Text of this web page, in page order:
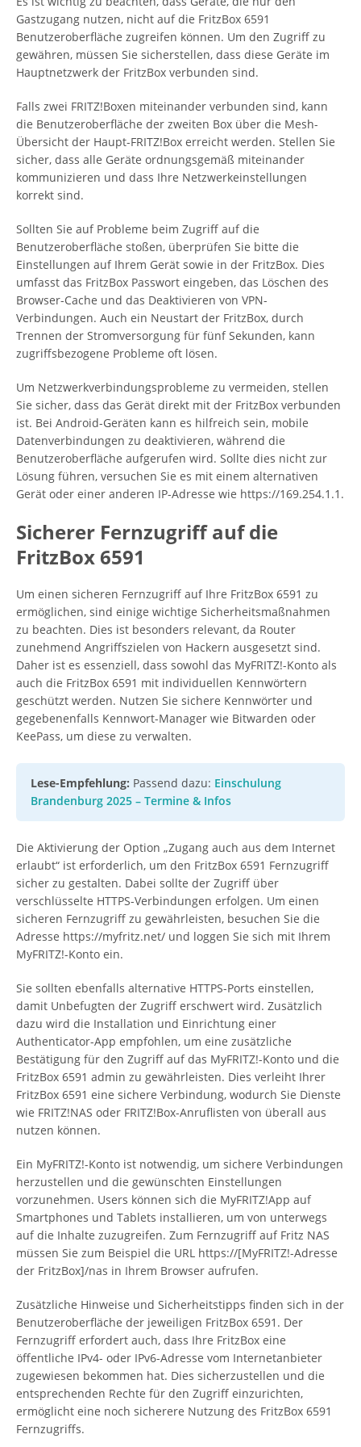
Gastzugang nutzen, nicht auf die FritzBox 6591
Benutzeroberfläche zugreifen können. Um den Zugriff zu
gewähren, müssen Sie sicherstellen, dass diese Geräte im
Hauptnetzwerk der FritzBox verbunden sind.
Falls zwei FRITZ!Boxen miteinander verbunden sind, kann
die Benutzeroberfläche der zweiten Box über die Mesh-
Übersicht der Haupt-FRITZ!Box erreicht werden. Stellen Sie
sicher, dass alle Geräte ordnungsgemäß miteinander
kommunizieren und dass Ihre Netzwerkeinstellungen
korrekt sind.
Sollten Sie auf Probleme beim Zugriff auf die
Benutzeroberfläche stoßen, überprüfen Sie bitte die
Einstellungen auf Ihrem Gerät sowie in der FritzBox. Dies
umfasst das FritzBox Passwort eingeben, das Löschen des
Browser-Cache und das Deaktivieren von VPN-
Verbindungen. Auch ein Neustart der FritzBox, durch
Trennen der Stromversorgung für fünf Sekunden, kann
zugriffsbezogene Probleme oft lösen.
Um Netzwerkverbindungsprobleme zu vermeiden, stellen
Sie sicher, dass das Gerät direkt mit der FritzBox verbunden
ist. Bei Android-Geräten kann es hilfreich sein, mobile
Datenverbindungen zu deaktivieren, während die
Benutzeroberfläche aufgerufen wird. Sollte dies nicht zur
Lösung führen, versuchen Sie es mit einem alternativen
Gerät oder einer anderen IP-Adresse wie https://169.254.1.1.
Sicherer Fernzugriff auf die
FritzBox 6591
Um einen sicheren Fernzugriff auf Ihre FritzBox 6591 zu
ermöglichen, sind einige wichtige Sicherheitsmaßnahmen
zu beachten. Dies ist besonders relevant, da Router
zunehmend Angriffszielen von Hackern ausgesetzt sind.
Daher ist es essenziell, dass sowohl das MyFRITZ!-Konto als
auch die FritzBox 6591 mit individuellen Kennwörtern
geschützt werden. Nutzen Sie sichere Kennwörter und
gegebenenfalls Kennwort-Manager wie Bitwarden oder
KeePass, um diese zu verwalten.
Lese-Empfehlung: Passend dazu: Einschulung
Brandenburg 2025 – Termine & Infos
Die Aktivierung der Option „Zugang auch aus dem Internet
erlaubt“ ist erforderlich, um den FritzBox 6591 Fernzugriff
sicher zu gestalten. Dabei sollte der Zugriff über
verschlüsselte HTTPS-Verbindungen erfolgen. Um einen
sicheren Fernzugriff zu gewährleisten, besuchen Sie die
Adresse https://myfritz.net/ und loggen Sie sich mit Ihrem
MyFRITZ!-Konto ein.
Sie sollten ebenfalls alternative HTTPS-Ports einstellen,
damit Unbefugten der Zugriff erschwert wird. Zusätzlich
dazu wird die Installation und Einrichtung einer
Authenticator-App empfohlen, um eine zusätzliche
Bestätigung für den Zugriff auf das MyFRITZ!-Konto und die
FritzBox 6591 admin zu gewährleisten. Dies verleiht Ihrer
FritzBox 6591 eine sichere Verbindung, wodurch Sie Dienste
wie FRITZ!NAS oder FRITZ!Box-Anruflisten von überall aus
nutzen können.
Ein MyFRITZ!-Konto ist notwendig, um sichere Verbindungen
herzustellen und die gewünschten Einstellungen
vorzunehmen. Users können sich die MyFRITZ!App auf
Smartphones und Tablets installieren, um von unterwegs
auf die Inhalte zuzugreifen. Zum Fernzugriff auf Fritz NAS
müssen Sie zum Beispiel die URL https://[MyFRITZ!-Adresse
der FritzBox]/nas in Ihrem Browser aufrufen.
Zusätzliche Hinweise und Sicherheitstipps finden sich in der
Benutzeroberfläche der jeweiligen FritzBox 6591. Der
Fernzugriff erfordert auch, dass Ihre FritzBox eine
öffentliche IPv4- oder IPv6-Adresse vom Internetanbieter
zugewiesen bekommen hat. Dies sicherzustellen und die
entsprechenden Rechte für den Zugriff einzurichten,
ermöglicht eine noch sicherere Nutzung des FritzBox 6591
Fernzugriffs.